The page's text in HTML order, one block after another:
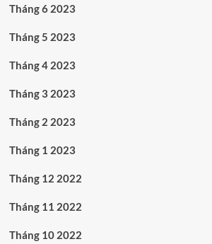
Tháng 6 2023
Tháng 5 2023
Tháng 4 2023
Tháng 3 2023
Tháng 2 2023
Tháng 1 2023
Tháng 12 2022
Tháng 11 2022
Tháng 10 2022